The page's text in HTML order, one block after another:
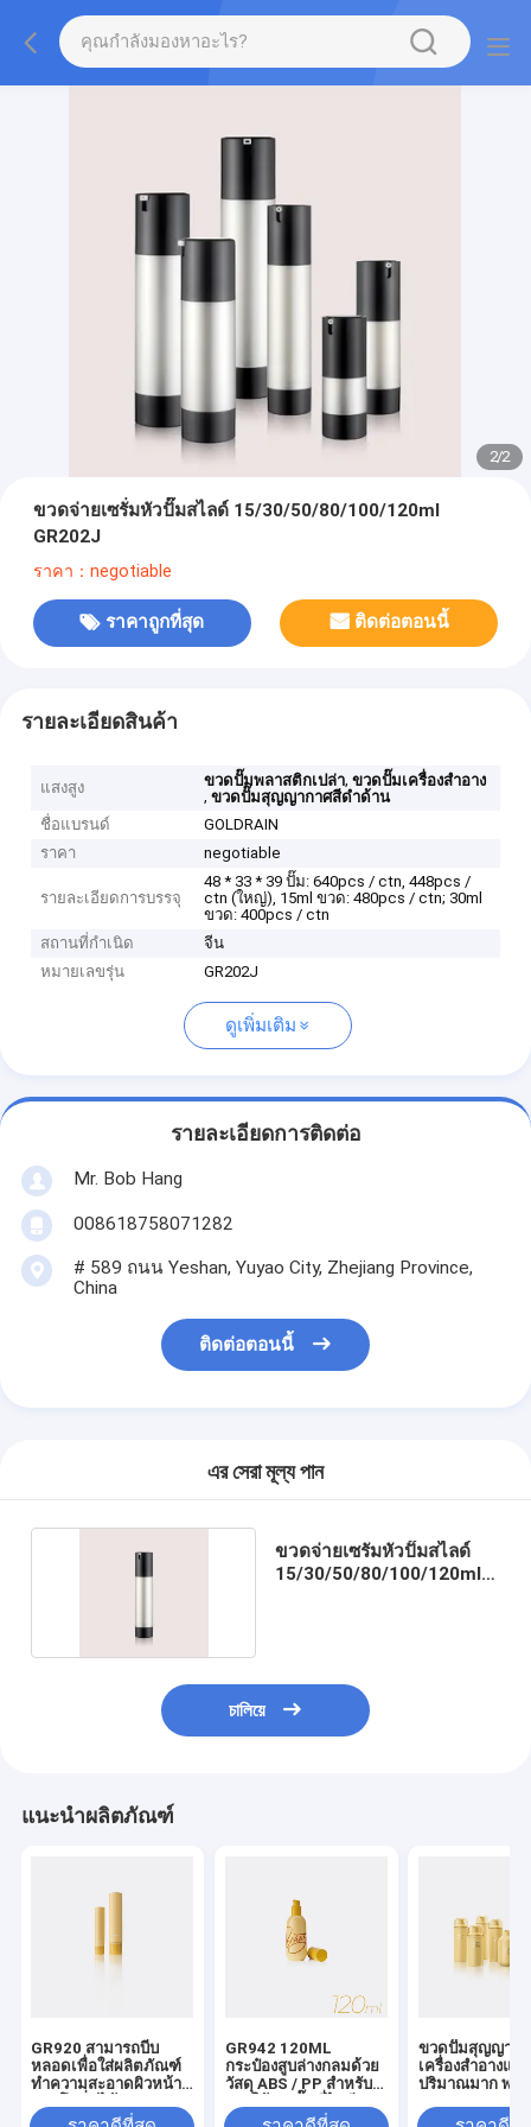
2/2
ขวดจ่ายเซรั่มหัวปั๊มสไลด์ 15/30/50/80/100/120ml
GR202J
ราคา：negotiable
ราคาถูกที่สุด ติดต่อตอนนี้
รายละเอียดสินค้า
แสงสูง ขวดปั๊มพลาสติกเปล่า,ขวดปั๊มเครื่องสำอาง
,ขวดปั๊มสุญญากาศสีดำด้าน
ชื่อแบรนด์
GOLDRAIN
ราคา
negotiable
รายละเอียดการบรรจุ
48 * 33 * 39 ปั๊ม: 640pcs / ctn, 448pcs /
ctn (ใหญ่), 15ml ขวด: 480pcs / ctn; 30ml
ขวด: 400pcs / ctn
สถานที่กำเนิด
จีน
หมายเลขรุ่น
GR202J
ดูเพิ่มเติม
รายละเอียดการติดต่อ
Mr. Bob Hang
008618758071282
# 589 ถนน Yeshan, Yuyao City, Zhejiang Province,
China
ติดต่อตอนนี้
এর সেরা মূল্য পান
ขวดจ่ายเซรั่มหัวปั๊มสไลด์
15/30/50/80/100/120ml
চালিয়ে
แนะนำผลิตภัณฑ์
GR920 สามารถบีบ
หลอดเพื่อใส่ผลิตภัณฑ์
ทำความสะอาดผิวหน้า
GR942 120ML
กระป๋องสูบล่างกลมด้วย
วัสดุ ABS / PP สําหรับ
อากาศ
ขวดปั๊มสุญญาก
เครื่องสำอางแบ
ปริมาณมาก พร้
วัสดุ PP/PCR